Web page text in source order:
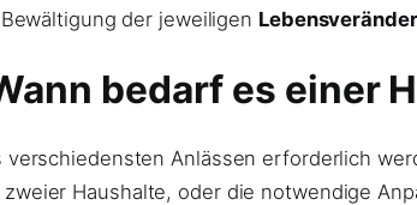
der jeweiligen
bedarf es einer
Anlässen erforderlich
Haushalte, oder die notwendige